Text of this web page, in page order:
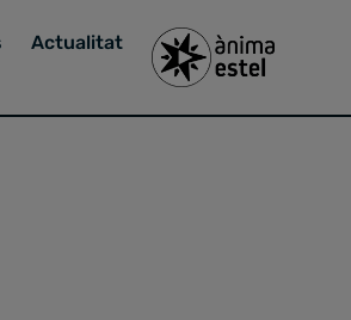
Actualitat